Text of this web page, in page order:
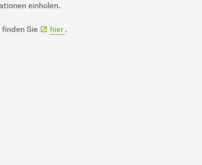
einholen.
Sie hier .